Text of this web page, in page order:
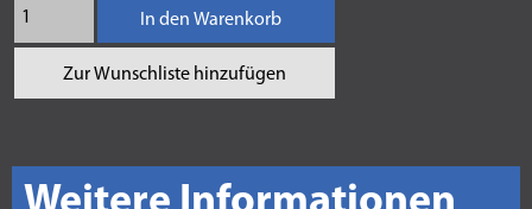
In den Warenkorb
Zur Wunschliste hinzufügen